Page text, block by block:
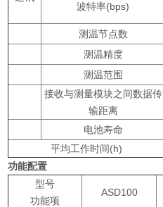
波特率(bps)
测温节点数
测温精度
测温范围
接收与测量模块之间数据传
输距离
电池寿命
平均工作时间(h)
功能配置
型号
功能项
ASD100